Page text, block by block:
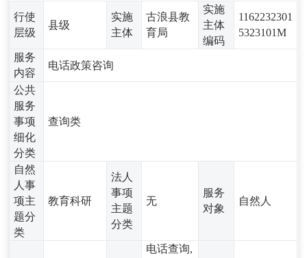
行使
层级
县级
实施
主体
古浪县教
育局
实施
主体
编码
1162232301
5323101M
服务
内容
电话政策咨询
公共
服务
事项
细化
分类
查询类
自然
人事
项主
题分
类
教育科研
法人
事项
主题
分类
无
服务
对象
自然人
电话查询,